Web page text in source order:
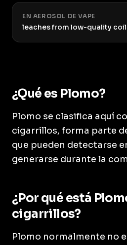
EN AEROSOL DE VAPE
leaches from low-quality
¿Qué es Plomo?
Plomo se clasifica aquí
cigarrillos, forma parte
que pueden detectarse
generarse durante la
¿Por qué está
cigarrillos?
Plomo normalmente no